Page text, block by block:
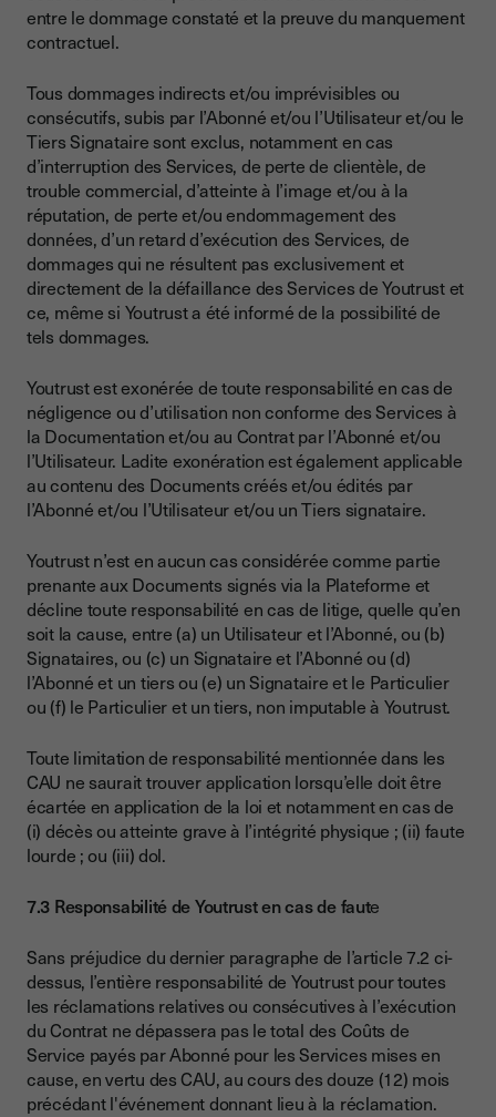
entre le dommage constaté et la preuve du manquement
contractuel.
Tous dommages indirects et/ou imprévisibles ou
consécutifs, subis par l’Abonné et/ou l’Utilisateur et/ou le
Tiers Signataire sont exclus, notamment en cas
d’interruption des Services, de perte de clientèle, de
trouble commercial, d’atteinte à l’image et/ou à la
réputation, de perte et/ou endommagement des
données, d’un retard d’exécution des Services, de
dommages qui ne résultent pas exclusivement et
directement de la défaillance des Services de Youtrust et
ce, même si Youtrust a été informé de la possibilité de
tels dommages.
Youtrust est exonérée de toute responsabilité en cas de
négligence ou d’utilisation non conforme des Services à
la Documentation et/ou au Contrat par l’Abonné et/ou
l’Utilisateur. Ladite exonération est également applicable
au contenu des Documents créés et/ou édités par
l’Abonné et/ou l’Utilisateur et/ou un Tiers signataire.
Youtrust n’est en aucun cas considérée comme partie
prenante aux Documents signés via la Plateforme et
décline toute responsabilité en cas de litige, quelle qu’en
soit la cause, entre (a) un Utilisateur et l’Abonné, ou (b)
Signataires, ou (c) un Signataire et l’Abonné ou (d)
l’Abonné et un tiers ou (e) un Signataire et le Particulier
ou (f) le Particulier et un tiers, non imputable à Youtrust.
Toute limitation de responsabilité mentionnée dans les
CAU ne saurait trouver application lorsqu’elle doit être
écartée en application de la loi et notamment en cas de
(i) décès ou atteinte grave à l’intégrité physique ; (ii) faute
lourde ; ou (iii) dol.
7.3 Responsabilité de Youtrust en cas de faute
​​Sans préjudice du dernier paragraphe de l’article 7.2 ci-
dessus, l’entière responsabilité de Youtrust pour toutes
les réclamations relatives ou consécutives à l’exécution
du Contrat ne dépassera pas le total des Coûts de
Service payés par Abonné pour les Services mises en
cause, en vertu des CAU, au cours des douze (12) mois
précédant l'événement donnant lieu à la réclamation.